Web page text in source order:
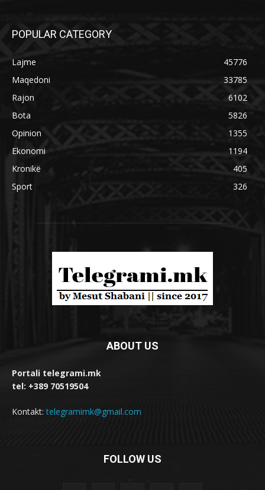
POPULAR CATEGORY
Lajme
45776
Maqedoni
33785
Rajon
6102
Bota
5826
Opinion
1355
Ekonomi
1194
Kronikë
405
Sport
326
ABOUT US
Portali telegrami.mk
tel: +389 70519504
Kontakt:telegramimk@gmail.com
FOLLOW US